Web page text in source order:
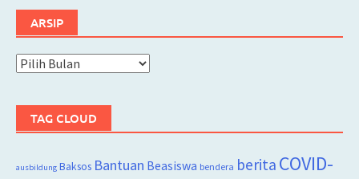
ARSIP
Arsip
TAG CLOUD
ausbildung Baksos Bantuan Beasiswa bendera berita COVID-